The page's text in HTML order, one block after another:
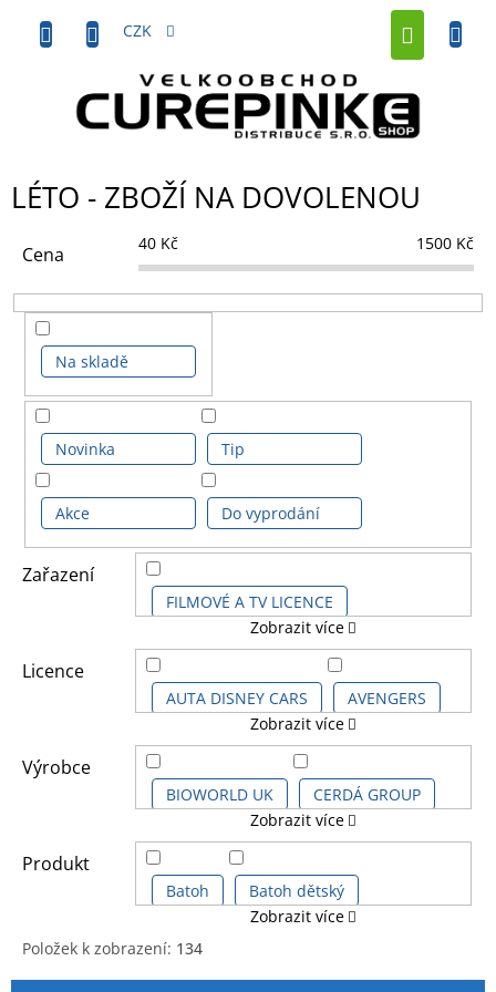
obsah
CZK
LÉTO - ZBOŽÍ NA DOVOLENOU
Cena 40 Kč 1500 Kč
Na skladě
Novinka Tip
Akce Do vyprodání
Zařazení
FILMOVÉ A TV LICENCE
DĚTSKÉ LICENCE A FILMY
FOTBALOVÉ LICENCE
HUDEBNÍ LICENCE
DALŠÍ LICENCE
KOMIKSOVÉ A ANIME LICENCE
Zobrazit více
Licence
AUTA DISNEY CARS AVENGERS
AVENGERS CLASSIC COMICS
AVENGERS GAME
AVENGERS KIDS
AVENGERS SÉRIE
Zobrazit více
Výrobce
BIOWORLD UK CERDÁ GROUP
FOREVER COLLECTIBLES Ltd.
GROOVY UK Ltd. GRUPO ERIK
Zobrazit více
Produkt
Batoh Batoh dětský
Batoh školní
Zobrazit více
Položek k zobrazení: 134